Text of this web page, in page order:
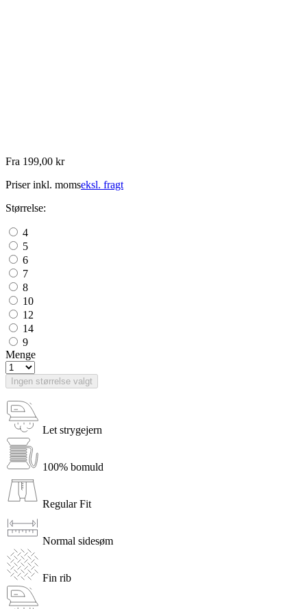
Fra 199,00 kr
Priser inkl. momseksl. fragt
Størrelse:
4
5
6
7
8
10
12
14
9
Menge
Ingen størrelse valgt
Let strygejern
100% bomuld
Regular Fit
Normal sidesøm
Fin rib